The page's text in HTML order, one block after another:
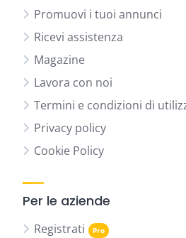
Promuovi i tuoi annunci
Ricevi assistenza
Magazine
Lavora con noi
Termini e condizioni di
Privacy policy
Cookie Policy
Per le aziende
Registrati